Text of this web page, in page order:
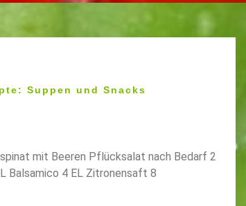
Suppen und Snacks
mit Beeren Pflücksalat nach Bedarf 2
Balsamico 4 EL Zitronensaft 8